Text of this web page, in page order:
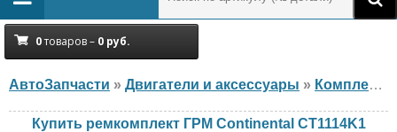
0товаров – 0 руб.
АвтоЗапчасти » Двигатели и аксессуары » Комплект ГРМ
Купить ремкомплект ГРМ Continental CT1114K1